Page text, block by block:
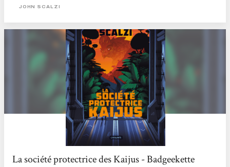
étudiés. Ici, point de lutte contre des braconniers avides de dépecer les grosses
JOHN SCALZI
La société protectrice des Kaijus - Badgeekette